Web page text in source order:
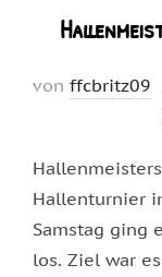
von ffcbritz09
Hallenturnier
Samstag ging
los. Ziel war